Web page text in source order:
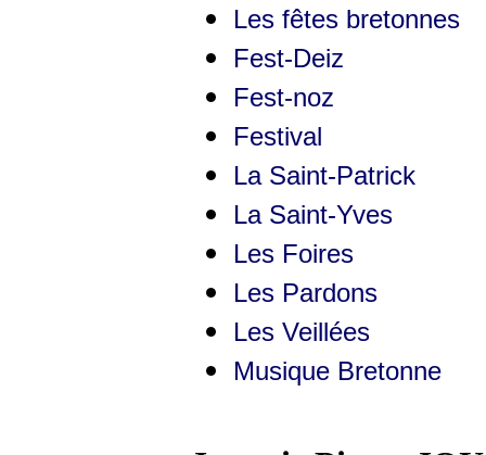
Les fêtes bretonnes
Fest-Deiz
Fest-noz
Festival
La Saint-Patrick
La Saint-Yves
Les Foires
Les Pardons
Les Veillées
Musique Bretonne